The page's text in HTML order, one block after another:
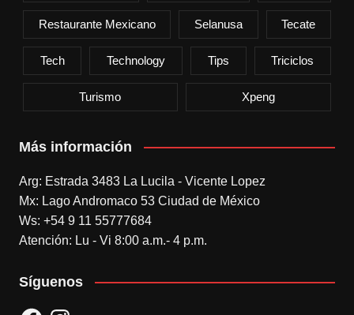
Restaurante Mexicano Selanusa Tecate
Tech Technology Tips Triciclos
Turismo Xpeng
Más información
Arg: Estrada 3483 La Lucila - Vicente Lopez
Mx: Lago Andromaco 53 Ciudad de México
Ws: +54 9 11 55777684
Atención: Lu - Vi 8:00 a.m.- 4 p.m.
Síguenos
FacebookInstagram